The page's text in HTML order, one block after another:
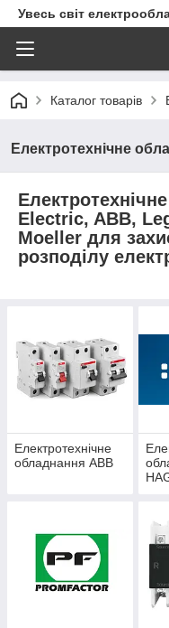
Увесь світ
Каталог товарів
Електротехнічне
Electric, ABB,
Moeller для
розподілу
Електротехнічне
обладнання ABB